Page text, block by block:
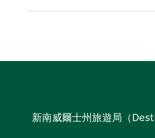
新南威爾士州旅遊局（